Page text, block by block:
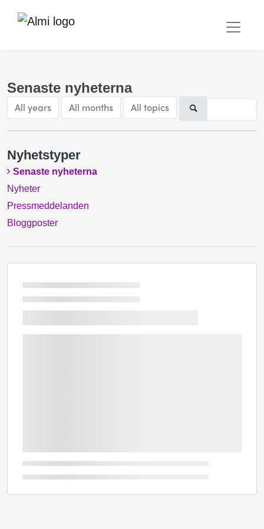
Senaste nyheterna
All years All months All topics
Nyhetstyper
Senaste nyheterna
Nyheter
Pressmeddelanden
Bloggposter